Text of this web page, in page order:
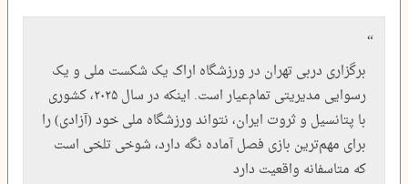
برگزاری دربی تهران در ورزشگاه اراک یک شکست ملی و یک
رسوایی مدیریتی تمام‌عیار است. اینکه در سال ۲۰۲۵، کشوری
با پتانسیل و ثروت ایران، نتواند ورزشگاه ملی خود (آزادی) را
برای مهم‌ترین بازی فصل آماده نگه دارد، شوخی تلخی است
که متاسفانه واقعیت دارد